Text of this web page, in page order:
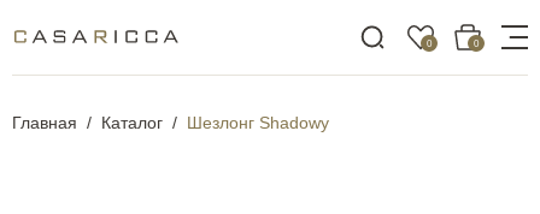
0 0
Главная Каталог Шезлонг Shadowy